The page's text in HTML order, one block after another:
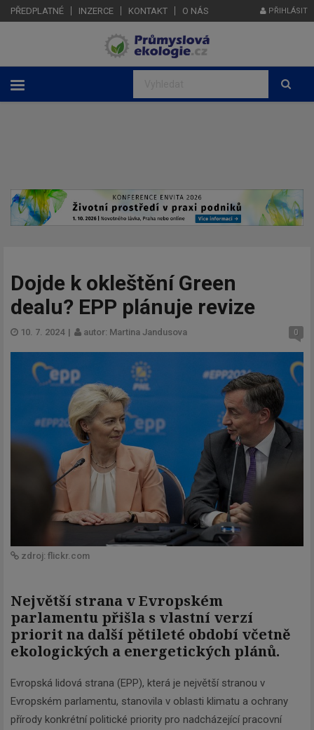
PŘEDPLATNÉ INZERCE KONTAKT O NÁS PŘIHLÁSIT
Dojde k okleštění Green
dealu? EPP plánuje revize
10. 7. 2024 | autor: Martina Jandusova 0
zdroj: flickr.com
Největší strana v Evropském
parlamentu přišla s vlastní verzí
priorit na další pětileté období včetně
ekologických a energetických plánů.
Evropská lidová strana (EPP), která je největší stranou v
Evropském parlamentu, stanovila v oblasti klimatu a ochrany
přírody konkrétní politické priority pro nadcházející pracovní